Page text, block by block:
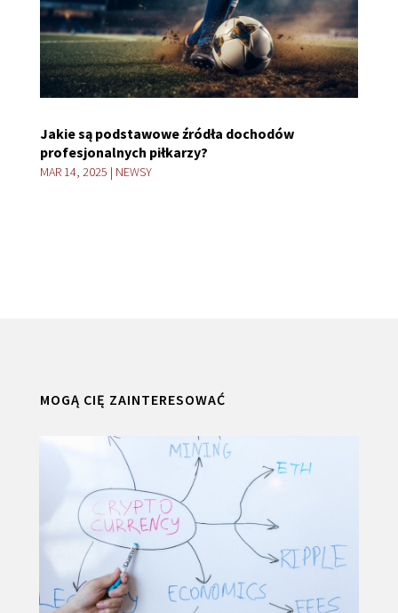
Jakie są podstawowe źródła dochodów
profesjonalnych piłkarzy?
MAR 14, 2025 | NEWSY
MOGĄ CIĘ ZAINTERESOWAĆ